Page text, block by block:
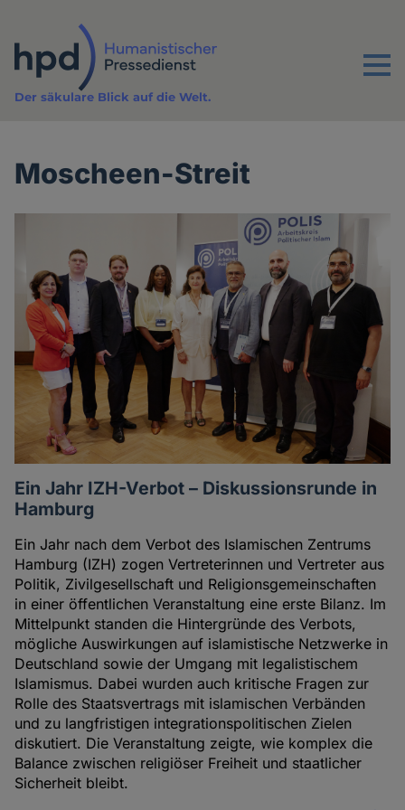
Inhalt
Menu
Der säkulare Blick auf die Welt.
Moscheen-Streit
Ein Jahr IZH-Verbot – Diskussionsrunde in
Hamburg
Ein Jahr nach dem Verbot des Islamischen Zentrums
Hamburg (IZH) zogen Vertreterinnen und Vertreter aus
Politik, Zivilgesellschaft und Religionsgemeinschaften
in einer öffentlichen Veranstaltung eine erste Bilanz. Im
Mittelpunkt standen die Hintergründe des Verbots,
mögliche Auswirkungen auf islamistische Netzwerke in
Deutschland sowie der Umgang mit legalistischem
Islamismus. Dabei wurden auch kritische Fragen zur
Rolle des Staatsvertrags mit islamischen Verbänden
und zu langfristigen integrationspolitischen Zielen
diskutiert. Die Veranstaltung zeigte, wie komplex die
Balance zwischen religiöser Freiheit und staatlicher
Sicherheit bleibt.